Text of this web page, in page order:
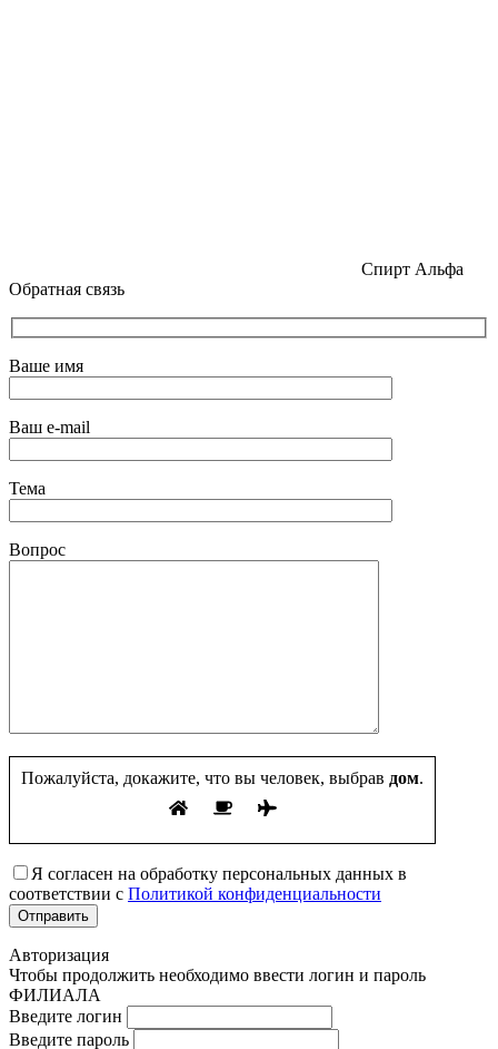
Спирт Альфа
Обратная связь
Ваше имя
Ваш e-mail
Тема
Вопрос
Пожалуйста, докажите, что вы человек, выбрав дом.
Я согласен на обработку персональных данных в
соответствии с Политикой конфиденциальности
Авторизация
Чтобы продолжить необходимо ввести логин и пароль
ФИЛИАЛА
Введите логин
Введите пароль